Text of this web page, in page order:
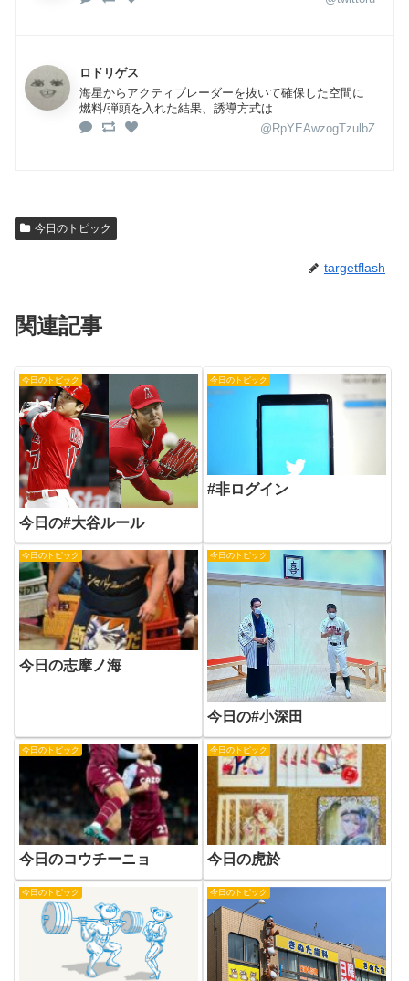
ロドリゲス
海星からアクティブレーダーを抜いて確保した空間に
燃料/弾頭を入れた結果、誘導方式は
@RpYEAwzogTzulbZ
今日のトピック
targetflash
関連記事
今日のトピック
今日の#大谷ルール
今日のトピック
#非ログイン
今日のトピック
今日の志摩ノ海
今日のトピック
今日の#小深田
今日のトピック
今日のコウチーニョ
今日のトピック
今日の虎於
今日のトピック 今日のトピック